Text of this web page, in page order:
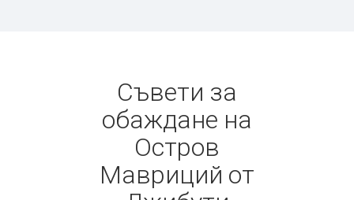
Съвети за
обаждане на
Остров
Мавриций от